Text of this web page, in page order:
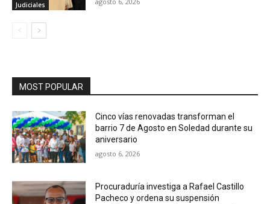
Judiciales
MOST POPULAR
Cinco vías renovadas transforman el
barrio 7 de Agosto en Soledad durante su
aniversario
agosto 6, 2026
Procuraduría investiga a Rafael Castillo
Pacheco y ordena su suspensión